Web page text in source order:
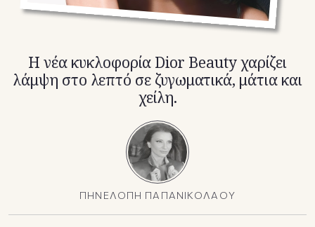
Η νέα κυκλοφορία Dior Beauty χαρίζει
λάμψη στο λεπτό σε ζυγωματικά, μάτια και
χείλη.
ΠΗΝΕΛΟΠΗ ΠΑΠΑΝΙΚΟΛΑΟΥ